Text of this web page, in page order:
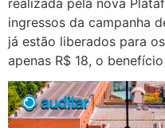
ingressos da campanha
já estão liberados para
apenas R$ 18, o